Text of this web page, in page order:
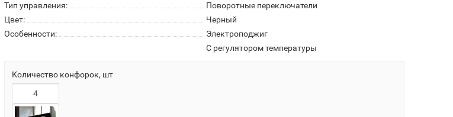
Тип управления:
Поворотные переключатели
Цвет:
Черный
Особенности:
Электроподжиг
С регулятором температуры
Количество конфорок, шт
4